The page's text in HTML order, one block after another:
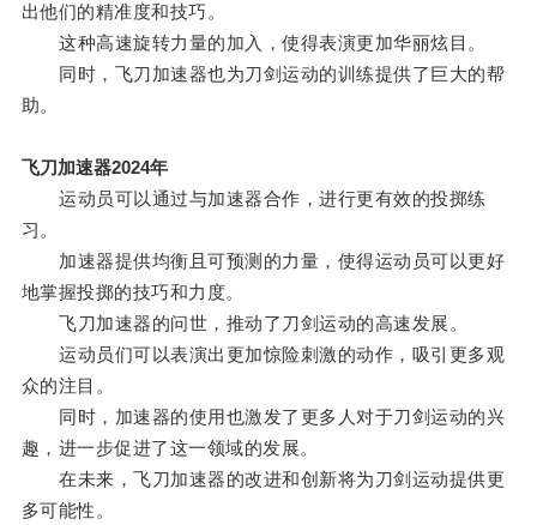
出他们的精准度和技巧。
这种高速旋转力量的加入，使得表演更加华丽炫目。
同时，飞刀加速器也为刀剑运动的训练提供了巨大的帮
助。
飞刀加速器2024年
运动员可以通过与加速器合作，进行更有效的投掷练
习。
加速器提供均衡且可预测的力量，使得运动员可以更好
地掌握投掷的技巧和力度。
飞刀加速器的问世，推动了刀剑运动的高速发展。
运动员们可以表演出更加惊险刺激的动作，吸引更多观
众的注目。
同时，加速器的使用也激发了更多人对于刀剑运动的兴
趣，进一步促进了这一领域的发展。
在未来，飞刀加速器的改进和创新将为刀剑运动提供更
多可能性。